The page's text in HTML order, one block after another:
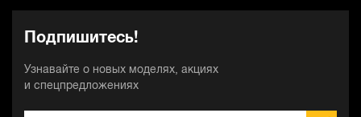
Подпишитесь!
Узнавайте о новых моделях, акциях
и спецпредложениях